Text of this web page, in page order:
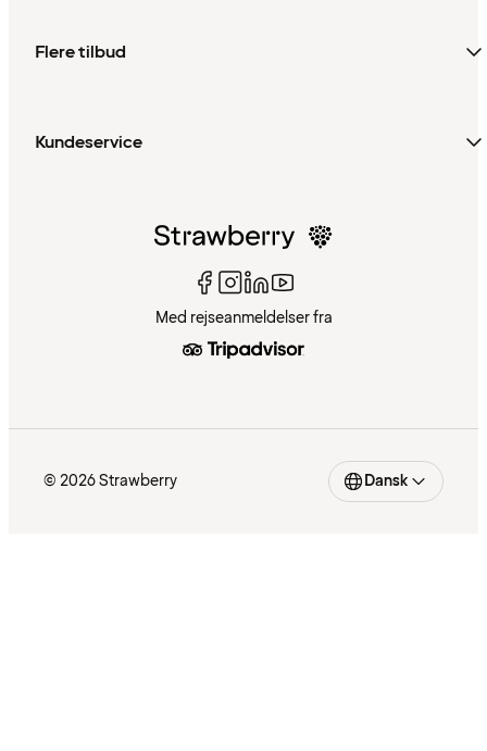
Flere tilbud
Kundeservice
Med rejseanmeldelser fra
© 2026 Strawberry Dansk